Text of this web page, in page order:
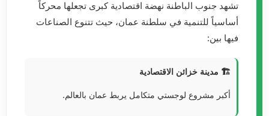
تشهد جنوب الباطنة نهضة اقتصادية كبرى تجعلها محركاً
أساسياً للتنمية في سلطنة عمان، حيث تتنوع الصناعات
فيها بين:
🏗️ مدينة خزائن الاقتصادية
أكبر مشروع لوجستي متكامل يربط عمان بالعالم.